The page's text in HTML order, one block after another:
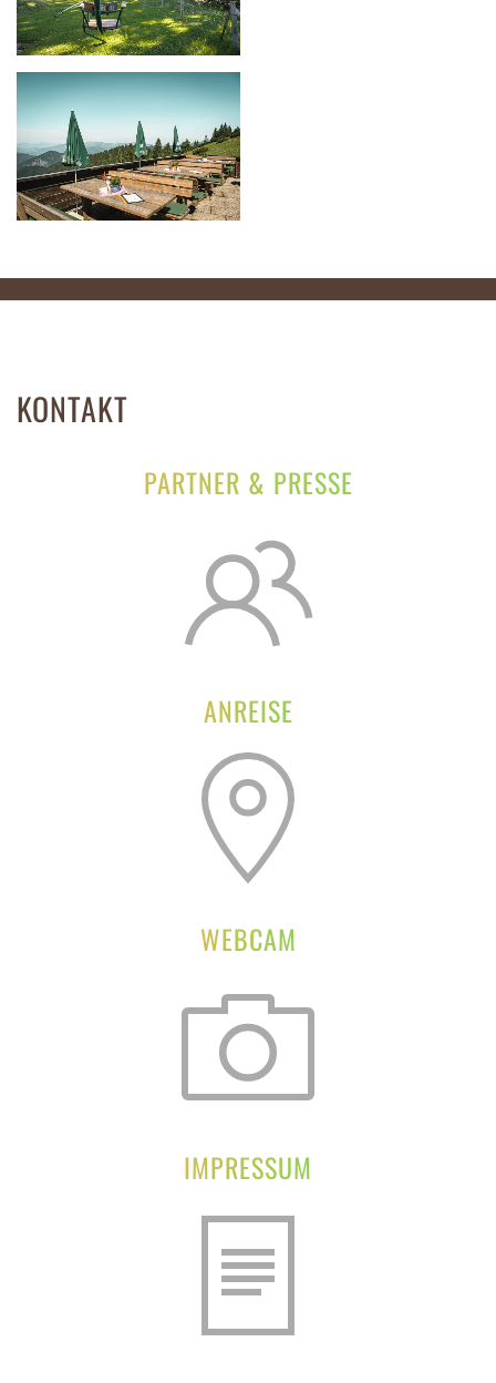
KONTAKT
PARTNER & PRESSE
ANREISE
WEBCAM
IMPRESSUM